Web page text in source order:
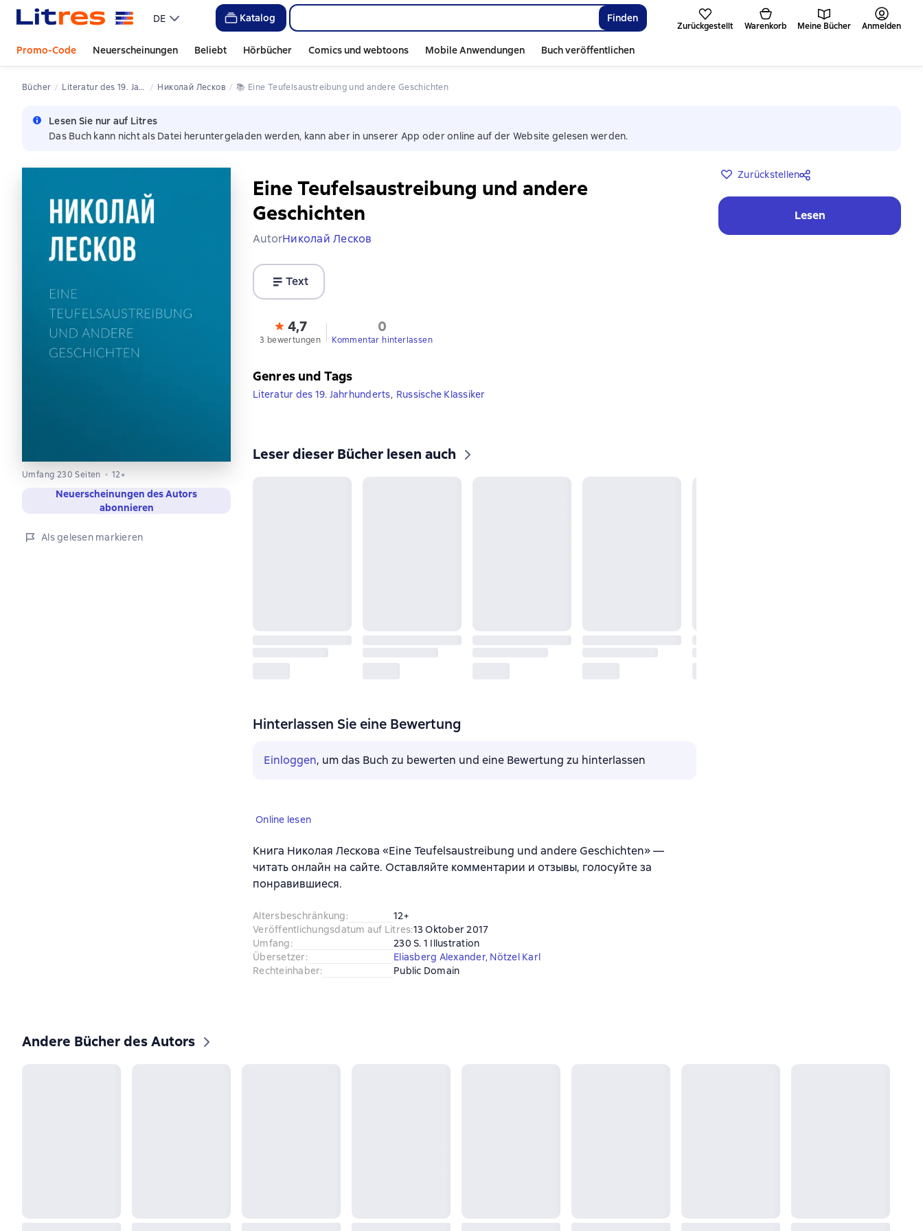
DE Katalog Finden
Zurückgestellt Warenkorb Meine Bücher Anmelden
Promo-Code Neuerscheinungen Beliebt Hörbücher Comics und webtoons Mobile Anwendungen Buch veröffentlichen
Bücher Literatur des 19. Jahrhunderts Николай Лесков 📚 Eine Teufelsaustreibung und andere Geschichten
Lesen Sie nur auf Litres
Das Buch kann nicht als Datei heruntergeladen werden, kann aber in unserer App oder online auf der Website gelesen werden.
Umfang 230 Seiten 12+
Neuerscheinungen des Autors
abonnieren
Als gelesen markieren
Eine Teufelsaustreibung und andere
Geschichten
AutorНиколай Лесков
Text
4,7
3 bewertungen
0
Kommentar hinterlassen
Zurückstellen
Lesen
Genres und Tags
Literatur des 19. Jahrhunderts, Russische Klassiker
Leser dieser Bücher lesen auch
Hinterlassen Sie eine Bewertung
Einloggen, um das Buch zu bewerten und eine Bewertung zu hinterlassen
Online lesen
Книга Николая Лескова «Eine Teufelsaustreibung und andere Geschichten» —
читать онлайн на сайте. Оставляйте комментарии и отзывы, голосуйте за
понравившиеся.
Altersbeschränkung:
12+
Veröffentlichungsdatum auf Litres:13 Oktober 2017
Umfang:
230 S. 1 Illustration
Übersetzer: Eliasberg Alexander, Nötzel Karl
Rechteinhaber: Public Domain
Andere Bücher des Autors